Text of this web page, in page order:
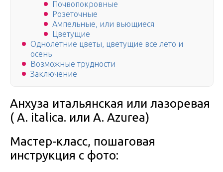
Почвопокровные
Розеточные
Ампельные, или вьющиеся
Цветущие
Однолетние цветы, цветущие все лето и
осень
Возможные трудности
Заключение
Анхуза итальянская или лазоревая
( A. italica. или A. Azurea)
Мастер-класс, пошаговая
инструкция с фото: